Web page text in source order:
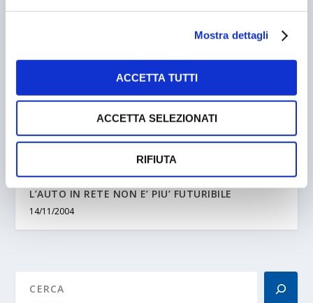
Mostra dettagli
ACCETTA TUTTI
ACCETTA SELEZIONATI
RIFIUTA
L’AUTO IN RETE NON E’ PIU’ FUTURIBILE
14/11/2004